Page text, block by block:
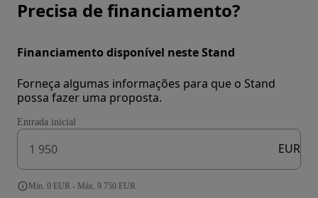
Precisa de financiamento?
Financiamento disponível neste Stand
Forneça algumas informações para que o Stand
possa fazer uma proposta.
Entrada inicial
EUR
Mín. 0 EUR - Máx. 9 750 EUR